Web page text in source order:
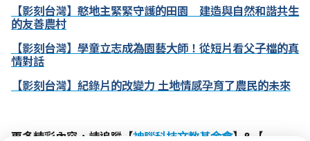
【影刻台灣】憨地主緊緊守護的田園 建造與自然和諧共生
的友善農村
【影刻台灣】學童立志成為園藝大師！從短片看父子檔的真
情對話
【影刻台灣】紀錄片的改變力 土地情感孕育了農民的未來
更多精彩內容，請追蹤【神腦科技文教基金會】&【